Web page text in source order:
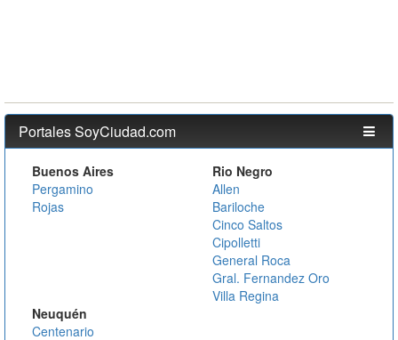
Portales SoyCiudad.com
Buenos Aires
Pergamino
Rojas
Rio Negro
Allen
Bariloche
Cinco Saltos
Cipolletti
General Roca
Gral. Fernandez Oro
Villa Regina
Neuquén
Centenario